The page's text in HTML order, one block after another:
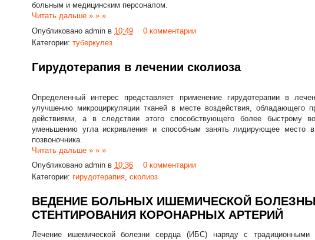
больным и медицинским персоналом.
Читать дальше » » »
Опубликовано admin в 10:49
0 комментарии
Категории: туберкулез
Гирудотерапия в лечении сколиоза
Определенный интерес представляет применение гирудотерапии в
улучшению микроциркуляции тканей в месте воздействия, обладающего
действиями, а в следствии этого способствующего более быстрому
уменьшению угла искривления и способным занять лидирующее место в
позвоночника.
Читать дальше » » »
Опубликовано admin в 10:36
0 комментарии
Категории: гирудотерапия, сколиоз
ВЕДЕНИЕ БОЛЬНЫХ ИШЕМИЧЕСКОЙ
СТЕНТИРОВАНИЯ КОРОНАРНЫХ АРТЕРИЙ
Лечение ишемической болезни сердца (ИБС) наряду с традиционными